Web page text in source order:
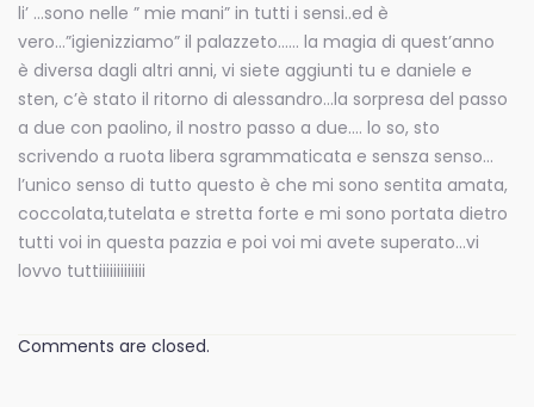
li’ …sono nelle ” mie mani” in tutti i sensi..ed è
vero…”igienizziamo” il palazzeto…… la magia di quest’anno
è diversa dagli altri anni, vi siete aggiunti tu e daniele e
sten, c’è stato il ritorno di alessandro…la sorpresa del passo
a due con paolino, il nostro passo a due…. lo so, sto
scrivendo a ruota libera sgrammaticata e sensza senso…
l’unico senso di tutto questo è che mi sono sentita amata,
coccolata,tutelata e stretta forte e mi sono portata dietro
tutti voi in questa pazzia e poi voi mi avete superato…vi
lovvo tuttiiiiiiiiiiiii
Comments are closed.